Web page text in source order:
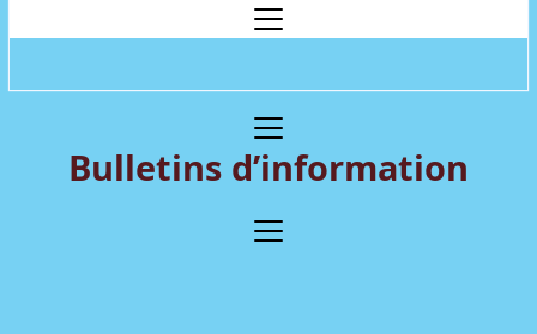
Bulletins d’information